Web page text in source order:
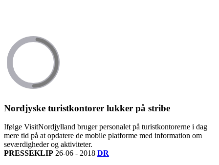
Nordjyske turistkontorer lukker på stribe
Ifølge VisitNordjylland bruger personalet på turistkontorerne i dag
mere tid på at opdatere de mobile platforme med information om
seværdigheder og aktiviteter.
PRESSEKLIP 26-06 - 2018 DR